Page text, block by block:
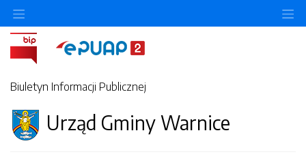
Biuletyn Informacji Publicznej
Urząd Gminy Warnice